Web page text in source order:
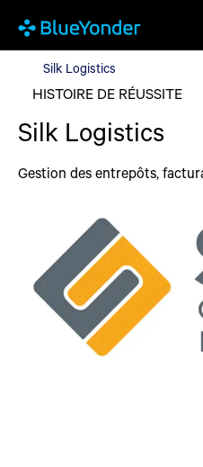
Silk LogisticsSilk Logistics
HISTOIRE DE RÉUSSITE
Silk Logistics
Gestion des entrepôts,